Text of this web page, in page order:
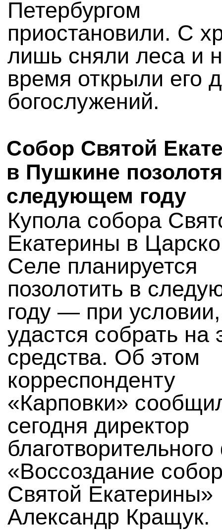
Петербургом
приостановили. С
лишь сняли леса и
время открыли его
богослужений.
Собор Святой
в Пушкине
следующем году
Купола собора
Екатерины в
Селе планируется
позолотить в
году — при
удастся собрать на
средства. Об этом
корреспонденту
«Карповки»
сегодня директор
«Воссоздание
Святой Екатерины»
Александр Кращук.